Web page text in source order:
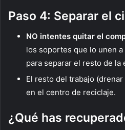
Paso 4: Separar el
NO intentes quitar el
los soportes que lo unen
para separar el resto de la
El resto del trabajo
en el centro de reciclaje.
¿Qué has